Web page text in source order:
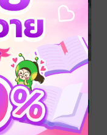
I SHOOT FILM
: Issue 09
(July 2021)
Piyabut Chairatna
/ I SHOOT FILM
MAGAZINE
นิตยสารศิลปะ/
ภาพถ่าย/การ
ออกแบบ
No Rating